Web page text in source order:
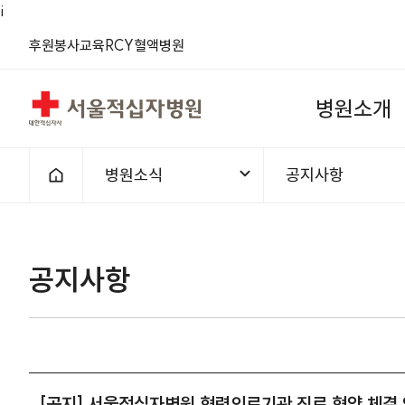
i
후원(새 창)
봉사(새 창)
교육(새 창)
RCY(새 창)
혈액(새 창)
병원
서울적십자병원 병원소개
홈으로 1차메뉴
병원소식
2차메뉴
공지사항
공지사항 | 병원소식 | [공지] 서
공지사항